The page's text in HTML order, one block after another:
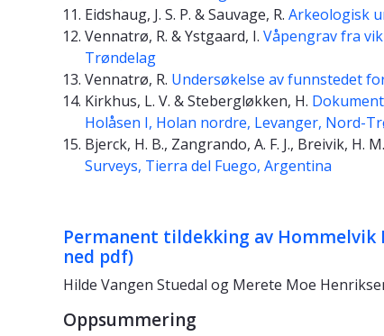
Eidshaug, J. S. P. & Sauvage, R. Arkeologisk
Vennatrø, R. & Ystgaard, I. Våpengrav fra
Trøndelag
Vennatrø, R. Undersøkelse av funnstedet
Kirkhus, L. V. & Stebergløkken, H.
Holåsen I, Holan nordre, Levanger, Nord-
Bjerck, H. B., Zangrando, A. F. J., Breivik, H.
Surveys, Tierra del Fuego, Argentina
Permanent tildekking av Hommelvik
ned pdf)
Hilde Vangen Stuedal og Merete Moe
Oppsummering